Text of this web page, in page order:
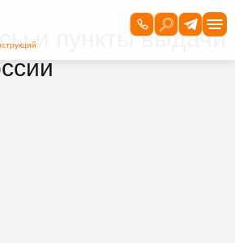
и пункты выдачи